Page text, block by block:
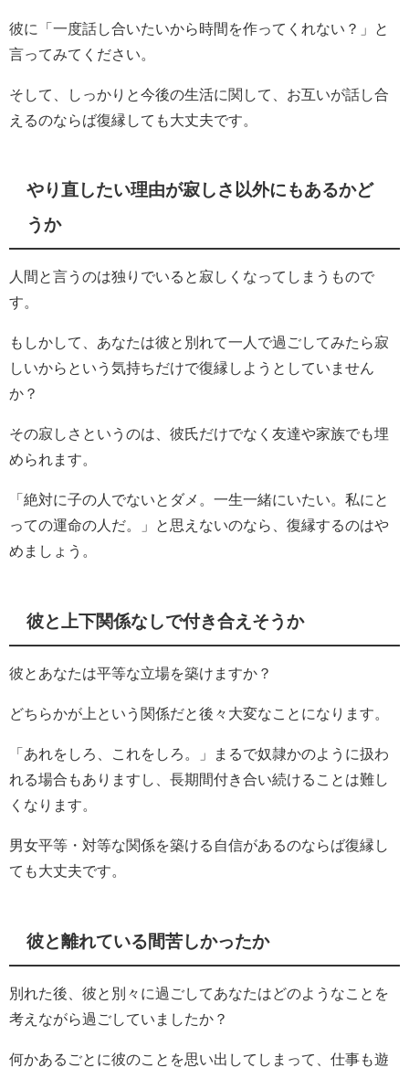
彼に「一度話し合いたいから時間を作ってくれない？」と
言ってみてください。
そして、しっかりと今後の生活に関して、お互いが話し合
えるのならば復縁しても大丈夫です。
やり直したい理由が寂しさ以外にもあるかど
うか
人間と言うのは独りでいると寂しくなってしまうもので
す。
もしかして、あなたは彼と別れて一人で過ごしてみたら寂
しいからという気持ちだけで復縁しようとしていません
か？
その寂しさというのは、彼氏だけでなく友達や家族でも埋
められます。
「絶対に子の人でないとダメ。一生一緒にいたい。私にと
っての運命の人だ。」と思えないのなら、復縁するのはや
めましょう。
彼と上下関係なしで付き合えそうか
彼とあなたは平等な立場を築けますか？
どちらかが上という関係だと後々大変なことになります。
「あれをしろ、これをしろ。」まるで奴隷かのように扱わ
れる場合もありますし、長期間付き合い続けることは難し
くなります。
男女平等・対等な関係を築ける自信があるのならば復縁し
ても大丈夫です。
彼と離れている間苦しかったか
別れた後、彼と別々に過ごしてあなたはどのようなことを
考えながら過ごしていましたか？
何かあるごとに彼のことを思い出してしまって、仕事も遊